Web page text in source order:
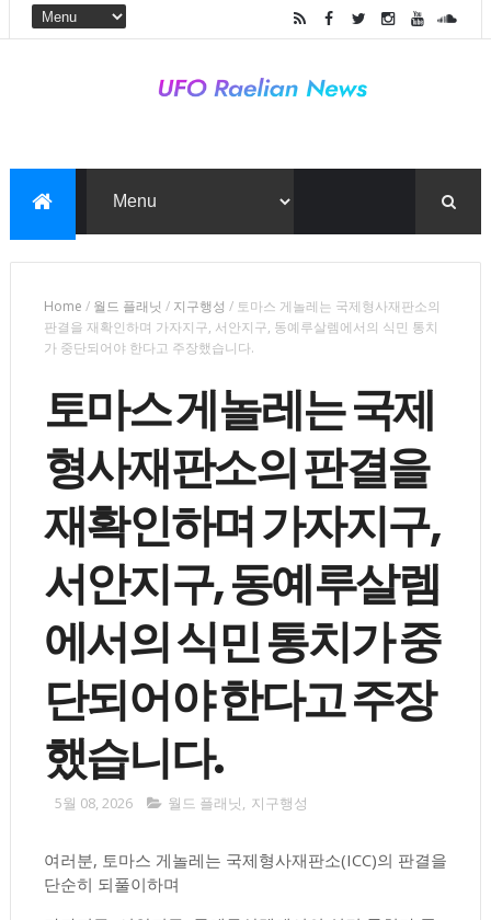
Home / 월드 플래닛 / 지구행성 / 토마스 게놀레는 국제형사재판소의
판결을 재확인하며 가자지구, 서안지구, 동예루살렘에서의 식민 통치
가 중단되어야 한다고 주장했습니다.
토마스 게놀레는 국제
형사재판소의 판결을
재확인하며 가자지구,
서안지구, 동예루살렘
에서의 식민 통치가 중
단되어야 한다고 주장
했습니다.
5월 08, 2026 월드 플래닛, 지구행성
여러분, 토마스 게놀레는 국제형사재판소(ICC)의 판결을
단순히 되풀이하며